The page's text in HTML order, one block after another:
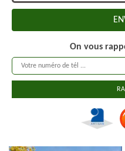
On vous